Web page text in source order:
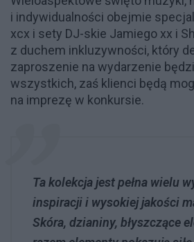
i indywidualności obejmie
xcx i sety DJ-skie Jamiego xx i
z duchem inkluzywności, który
zaproszenie na wydarzenie
wszystkich, zaś klienci będą
na imprezę w konkursie.
Ta kolekcja jest pełna wielu
inspiracji i wysokiej jakości
Skóra, dzianiny, błyszczące